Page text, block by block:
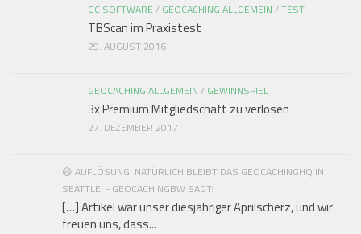
GC SOFTWARE / GEOCACHING ALLGEMEIN /TEST
TBScan im Praxistest
29. AUGUST 2016
GEOCACHING ALLGEMEIN / GEWINNSPIEL
3x Premium Mitgliedschaft zu verlosen
27. DEZEMBER 2017
😄 AUFLÖSUNG: NATÜRLICH BLEIBT DAS GEOCACHINGHQ IN
SEATTLE! - GEOCACHINGBW SAGT:
[…] Artikel war unser diesjähriger Aprilscherz, und wir
freuen uns, dass...